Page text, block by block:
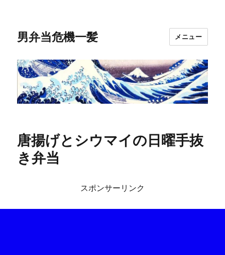
男弁当危機一髪 メニュー
唐揚げとシウマイの日曜手抜
き弁当
スポンサーリンク